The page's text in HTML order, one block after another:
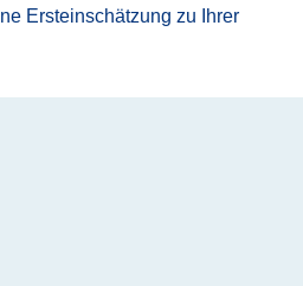
Ersteinschätzung zu Ihrer